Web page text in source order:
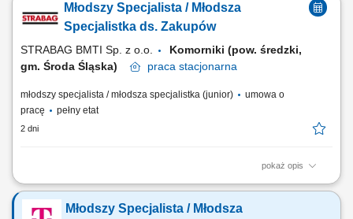
handlowe; aktualizacja cenników w systemie CATO; wsparcie
pozostałych specjalistów ds. zakupów w regionach; współpraca z
Młodszy Specjalista / Młodsza
Specjalistka ds. Zakupów
STRABAG BMTI Sp. z o.o.
Komorniki (pow. średzki,
gm. Środa Śląska)
praca stacjonarna
młodszy specjalista / młodsza specjalistka (junior)
umowa o
pracę
pełny etat
2 dni
pokaż opis
Twoja rola w STRABAG pozyskiwanie nowych dostawców oraz
współpraca z dotychczasowymi; negocjacje cenników / umowy
handlowe; aktualizacja cenników w systemie CATO; wsparcie
Młodszy Specjalista / Młodsza